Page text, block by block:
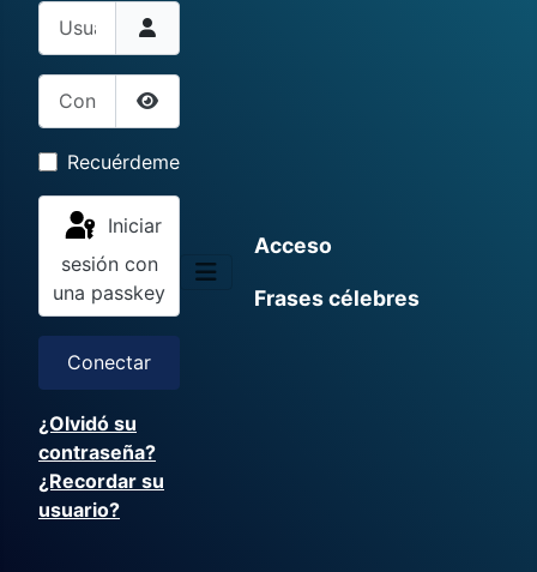
Usuario
Contraseña
Mostrar contraseña
Recuérdeme
sesión con
una passkey
Conectar
¿Olvidó su
contraseña?
¿Recordar su
usuario?
Acceso
Frases célebres